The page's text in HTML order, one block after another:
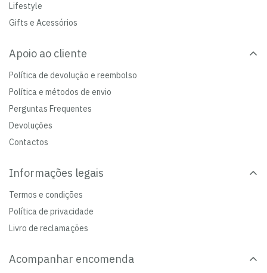
Lifestyle
Gifts e Acessórios
Apoio ao cliente
Política de devolução e reembolso
Política e métodos de envio
Perguntas Frequentes
Devoluções
Contactos
Informações legais
Termos e condições
Política de privacidade
Livro de reclamações
Acompanhar encomenda